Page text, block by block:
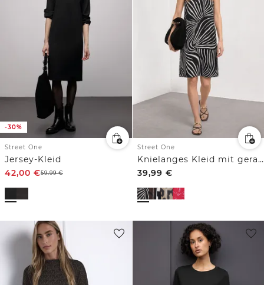
-30%
Street One
Jersey-Kleid
42,00 €59,99€
Street One
Knielanges Kleid mit gerafften Trägern
39,99 €